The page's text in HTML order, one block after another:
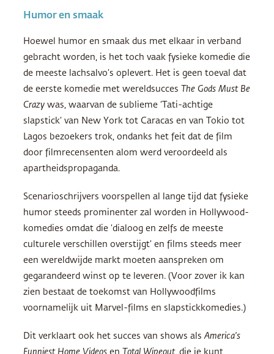
Humor en smaak
Hoewel humor en smaak dus met elkaar in verband
gebracht worden, is het toch vaak fysieke komedie die
de meeste lachsalvo’s oplevert. Het is geen toeval dat
de eerste komedie met wereldsucces The Gods Must Be
Crazy was, waarvan de sublieme ‘Tati-achtige
slapstick’ van New York tot Caracas en van Tokio tot
Lagos bezoekers trok, ondanks het feit dat de film
door filmrecensenten alom werd veroordeeld als
apartheidspropaganda.
Scenarioschrijvers voorspellen al lange tijd dat fysieke
humor steeds prominenter zal worden in Hollywood-
komedies omdat die ‘dialoog en zelfs de meeste
culturele verschillen overstijgt’ en films steeds meer
een wereldwijde markt moeten aanspreken om
gegarandeerd winst op te leveren. (Voor zover ik kan
zien bestaat de toekomst van Hollywoodfilms
voornamelijk uit Marvel-films en slapstickkomedies.)
Dit verklaart ook het succes van shows als America’s
Funniest Home Videos en Total Wipeout, die je kunt